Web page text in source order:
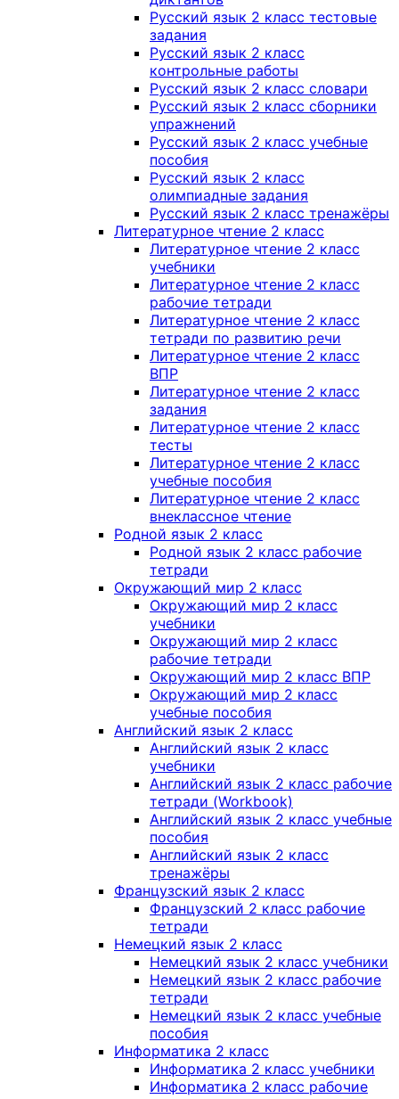
Русский язык 2 класс тестовые
задания
Русский язык 2 класс
контрольные работы
Русский язык 2 класс словари
Русский язык 2 класс сборники
упражнений
Русский язык 2 класс учебные
пособия
Русский язык 2 класс
олимпиадные задания
Русский язык 2 класс тренажёры
Литературное чтение 2 класс
Литературное чтение 2 класс
учебники
Литературное чтение 2 класс
рабочие тетради
Литературное чтение 2 класс
тетради по развитию речи
Литературное чтение 2 класс
ВПР
Литературное чтение 2 класс
задания
Литературное чтение 2 класс
тесты
Литературное чтение 2 класс
учебные пособия
Литературное чтение 2 класс
внеклассное чтение
Родной язык 2 класс
Родной язык 2 класс рабочие
тетради
Окружающий мир 2 класс
Окружающий мир 2 класс
учебники
Окружающий мир 2 класс
рабочие тетради
Окружающий мир 2 класс ВПР
Окружающий мир 2 класс
учебные пособия
Английский язык 2 класс
Английский язык 2 класс
учебники
Английский язык 2 класс рабочие
тетради (Workbook)
Английский язык 2 класс учебные
пособия
Английский язык 2 класс
тренажёры
Французский язык 2 класс
Французский 2 класс рабочие
тетради
Немецкий язык 2 класс
Немецкий язык 2 класс учебники
Немецкий язык 2 класс рабочие
тетради
Немецкий язык 2 класс учебные
пособия
Информатика 2 класс
Информатика 2 класс учебники
Информатика 2 класс рабочие